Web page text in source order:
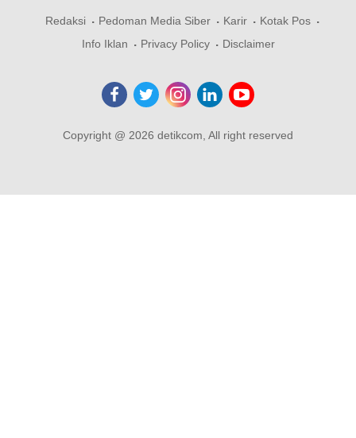
Redaksi Pedoman Media Siber Karir
Kotak Pos
Info Iklan
Privacy Policy Disclaimer
Copyright @ 2026 detikcom, All right reserved